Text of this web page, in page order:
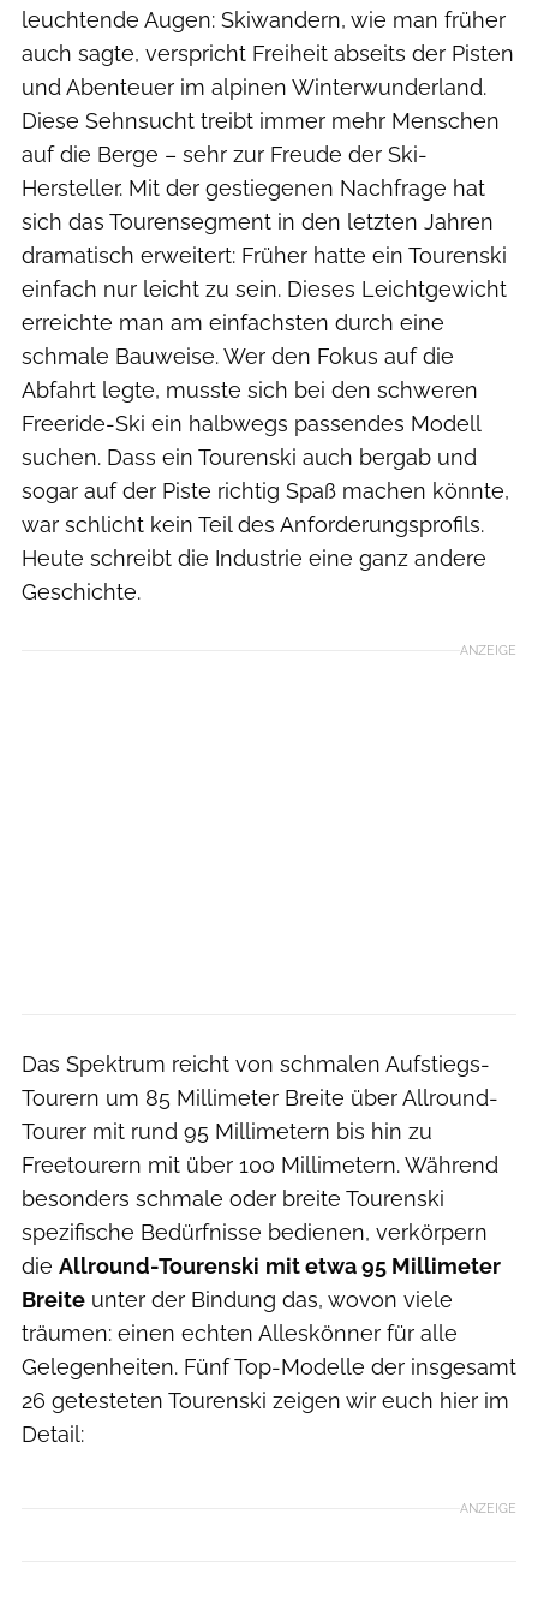
leuchtende Augen: Skiwandern, wie man früher
auch sagte, verspricht Freiheit abseits der Pisten
und Abenteuer im alpinen Winterwunderland.
Diese Sehnsucht treibt immer mehr Menschen
auf die Berge – sehr zur Freude der Ski-
Hersteller. Mit der gestiegenen Nachfrage hat
sich das Tourensegment in den letzten Jahren
dramatisch erweitert: Früher hatte ein Tourenski
einfach nur leicht zu sein. Dieses Leichtgewicht
erreichte man am einfachsten durch eine
schmale Bauweise. Wer den Fokus auf die
Abfahrt legte, musste sich bei den schweren
Freeride-Ski ein halbwegs passendes Modell
suchen. Dass ein Tourenski auch bergab und
sogar auf der Piste richtig Spaß machen könnte,
war schlicht kein Teil des Anforderungsprofils.
Heute schreibt die Industrie eine ganz andere
Geschichte.
ANZEIGE
Das Spektrum reicht von schmalen Aufstiegs-
Tourern um 85 Millimeter Breite über Allround-
Tourer mit rund 95 Millimetern bis hin zu
Freetourern mit über 100 Millimetern. Während
besonders schmale oder breite Tourenski
spezifische Bedürfnisse bedienen, verkörpern
die Allround-Tourenski mit etwa 95 Millimeter
Breite unter der Bindung das, wovon viele
träumen: einen echten Alleskönner für alle
Gelegenheiten. Fünf Top-Modelle der insgesamt
26 getesteten Tourenski zeigen wir euch hier im
Detail:
ANZEIGE